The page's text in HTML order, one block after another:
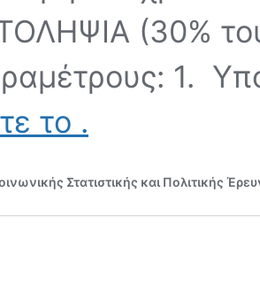
(30%
1.
το
~
Έρευνας
.
Στατιστικής και Πολιτικής